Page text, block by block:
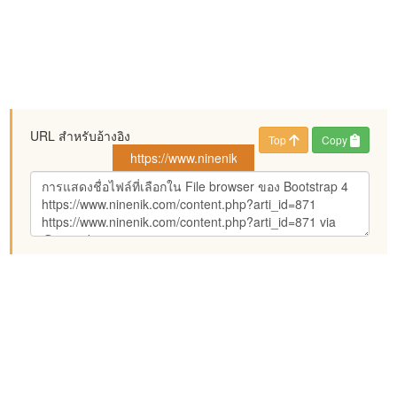
URL สำหรับอ้างอิง Top Copy